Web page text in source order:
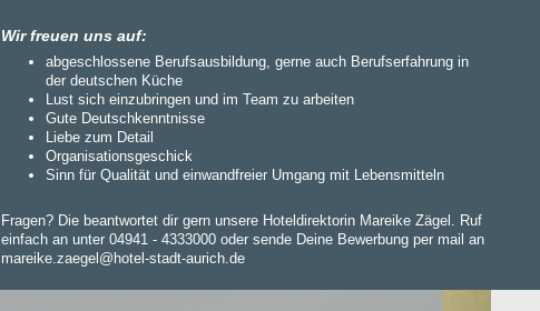
Wir freuen uns auf:
abgeschlossene Berufsausbildung, gerne auch Berufserfahrung in
der deutschen Küche
Lust sich einzubringen und im Team zu arbeiten
Gute Deutschkenntnisse
Liebe zum Detail
Organisationsgeschick
Sinn für Qualität und einwandfreier Umgang mit Lebensmitteln
Fragen? Die beantwortet dir gern unsere Hoteldirektorin Mareike Zägel. Ruf
einfach an unter 04941 - 4333000 oder sende Deine Bewerbung per mail an
mareike.zaegel@hotel-stadt-aurich.de